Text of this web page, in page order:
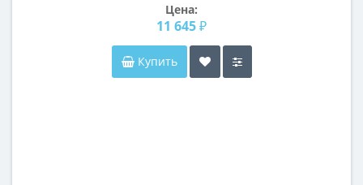
Цена:
11 645 ₽
Купить